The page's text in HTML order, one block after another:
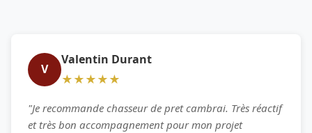
V
Valentin Durant
★★★★★
"Je recommande chasseur de pret cambrai. Très réactif
et très bon accompagnement pour mon projet